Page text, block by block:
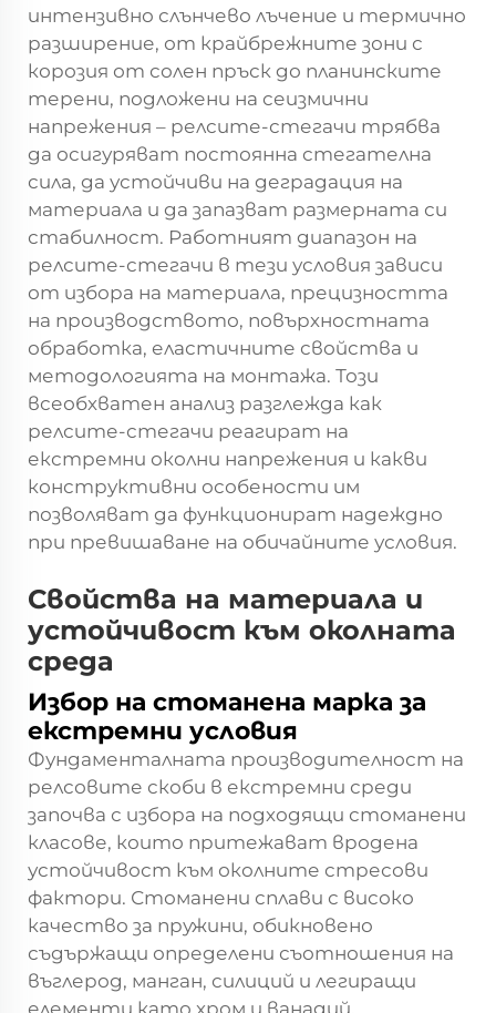
интензивно слънчево лъчение и термично
разширение, от крайбрежните зони с
корозия от солен пръск до планинските
терени, подложени на сеизмични
напрежения – релсите-стегачи трябва
да осигуряват постоянна стегателна
сила, да устойчиви на деградация на
материала и да запазват размерната си
стабилност. Работният диапазон на
релсите-стегачи в тези условия зависи
от избора на материала, прецизността
на производството, повърхностната
обработка, еластичните свойства и
методологията на монтажа. Този
всеобхватен анализ разглежда как
релсите-стегачи реагират на
екстремни околни напрежения и какви
конструктивни особености им
позволяват да функционират надеждно
при превишаване на обичайните условия.
Свойства на материала и
устойчивост към околната
среда
Избор на стоманена марка за
екстремни условия
Фундаменталната производителност на
релсовите скоби в екстремни среди
започва с избора на подходящи стоманени
класове, които притежават вродена
устойчивост към околните стресови
фактори. Стоманени сплави с високо
качество за пружини, обикновено
съдържащи определени съотношения на
въглерод, манган, силиций и легиращи
елементи като хром и ванадий,